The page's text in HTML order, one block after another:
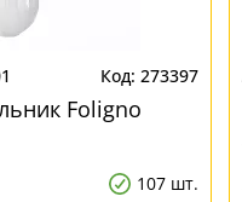
273397
Foligno
107 шт.